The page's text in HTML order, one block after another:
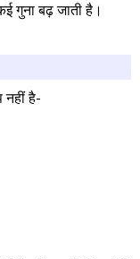
गुना बढ़ जाती है।
नहीं है-